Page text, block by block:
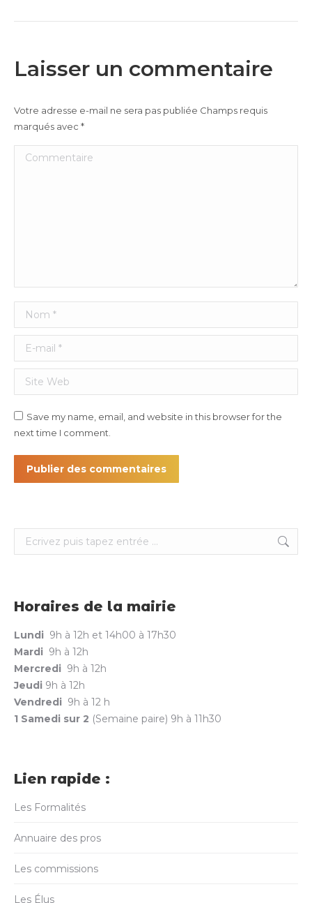
Laisser un commentaire
Votre adresse e-mail ne sera pas publiée Champs requis
marqués avec *
Commentaire
Nom *
E-mail *
Site Web
Save my name, email, and website in this browser for the
next time I comment.
Publier des commentaires
Search:
Horaires de la mairie
Lundi 9h à 12h et 14h00 à 17h30
Mardi 9h à 12h
Mercredi 9h à 12h
Jeudi 9h à 12h
Vendredi 9h à 12 h
1 Samedi sur 2 (Semaine paire) 9h à 11h30
Lien rapide :
Les Formalités
Annuaire des pros
Les commissions
Les Élus